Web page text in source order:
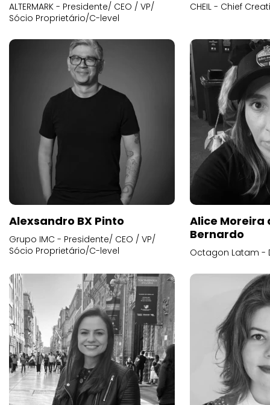
ALTERMARK - Presidente/ CEO / VP/
Sócio Proprietário/C-level
CHEIL - Chief
Alexsandro BX Pinto
Grupo IMC - Presidente/ CEO / VP/
Sócio Proprietário/C-level
Alice
Bernardo
Octagon Latam -